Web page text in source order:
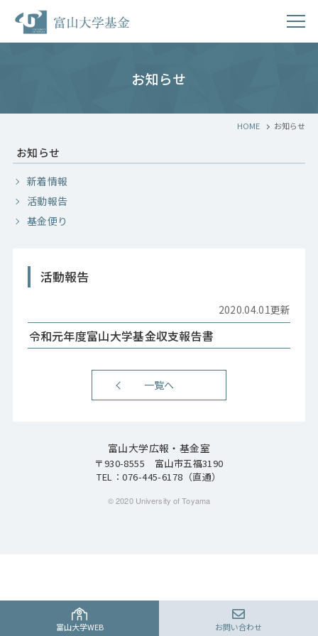
富山大学WEB お問い合わせ
お知らせ
HOME お知らせ
活動報告
2020.04.01更新
令和元年度富山大学基金収支報告書
一覧へ
お知らせ
新着情報
活動報告
基金便り
富山大学広報・基金室
〒930-8555 富山市五福3190
TEL：076-445-6178 （直通）
© 2020 University of Toyama